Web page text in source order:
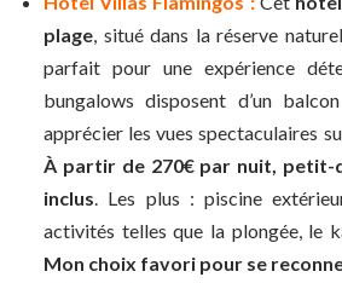
plage, situé dans la réserve
parfait pour une expérience
bungalows disposent d’un
apprécier les vues spectaculaires
À partir de 270€ par nuit, petit-
inclus. Les plus : piscine
activités telles que la plongée, le
Mon choix favori pour se